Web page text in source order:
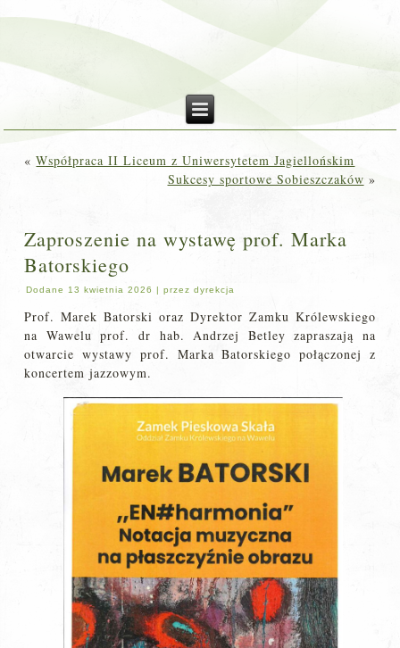
«Współpraca II Liceum z Uniwersytetem Jagiellońskim
Sukcesy sportowe Sobieszczaków »
Zaproszenie na wystawę prof. Marka
Batorskiego
Dodane 13 kwietnia 2026 |przez dyrekcja
Prof. Marek Batorski oraz Dyrektor Zamku Królewskiego
na Wawelu prof. dr hab. Andrzej Betley zapraszają na
otwarcie wystawy prof. Marka Batorskiego połączonej z
koncertem jazzowym.